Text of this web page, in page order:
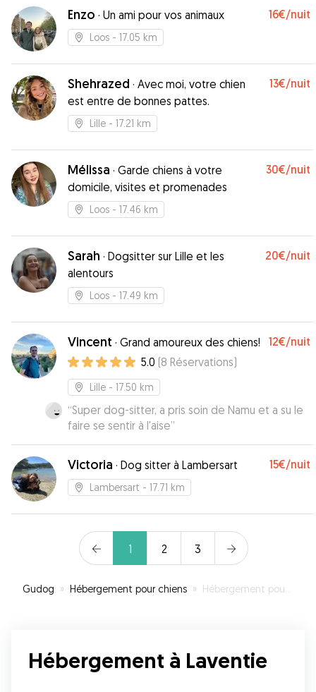
Enzo · Un ami pour vos animaux 16€/nuit
Loos - 17.05 km
Shehrazed · Avec moi, votre chien
est entre de bonnes pattes.
13€/nuit
Lille - 17.21 km
Mélissa · Garde chiens à votre
domicile, visites et promenades
30€/nuit
Loos - 17.46 km
Sarah · Dogsitter sur Lille et les
alentours
20€/nuit
Loos - 17.49 km
Vincent · Grand amoureux des chiens! 12€/nuit
5.0 (8 Réservations)
Lille - 17.50 km
“Super dog-sitter, a pris soin de Namu et a su le
faire se sentir à l'aise”
Victoria · Dog sitter à Lambersart 15€/nuit
Lambersart - 17.71 km
1 2 3
Gudog » Hébergement pour chiens » Hébergement pour votre chien à Laventie
Hébergement à Laventie